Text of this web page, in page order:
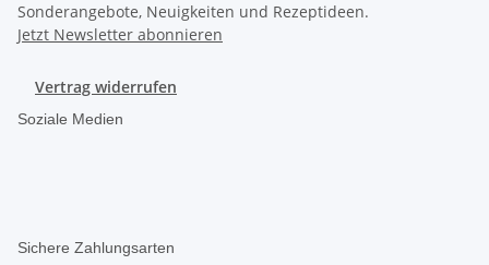
Sonderangebote, Neuigkeiten und Rezeptideen.
Jetzt Newsletter abonnieren
Vertrag widerrufen
Soziale Medien
Sichere Zahlungsarten